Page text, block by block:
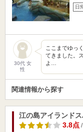
日
30代 女
性
ここまでゆっ
てきました。
よ…
関連情報から探す
江の島アイランド
3.8点/